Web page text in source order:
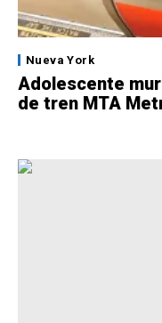
Nueva York
Adolescente
de tren MTA